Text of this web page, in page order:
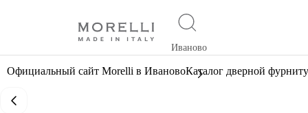
Иваново
Официальный сайт Morelli в ИвановоКаталог дверной